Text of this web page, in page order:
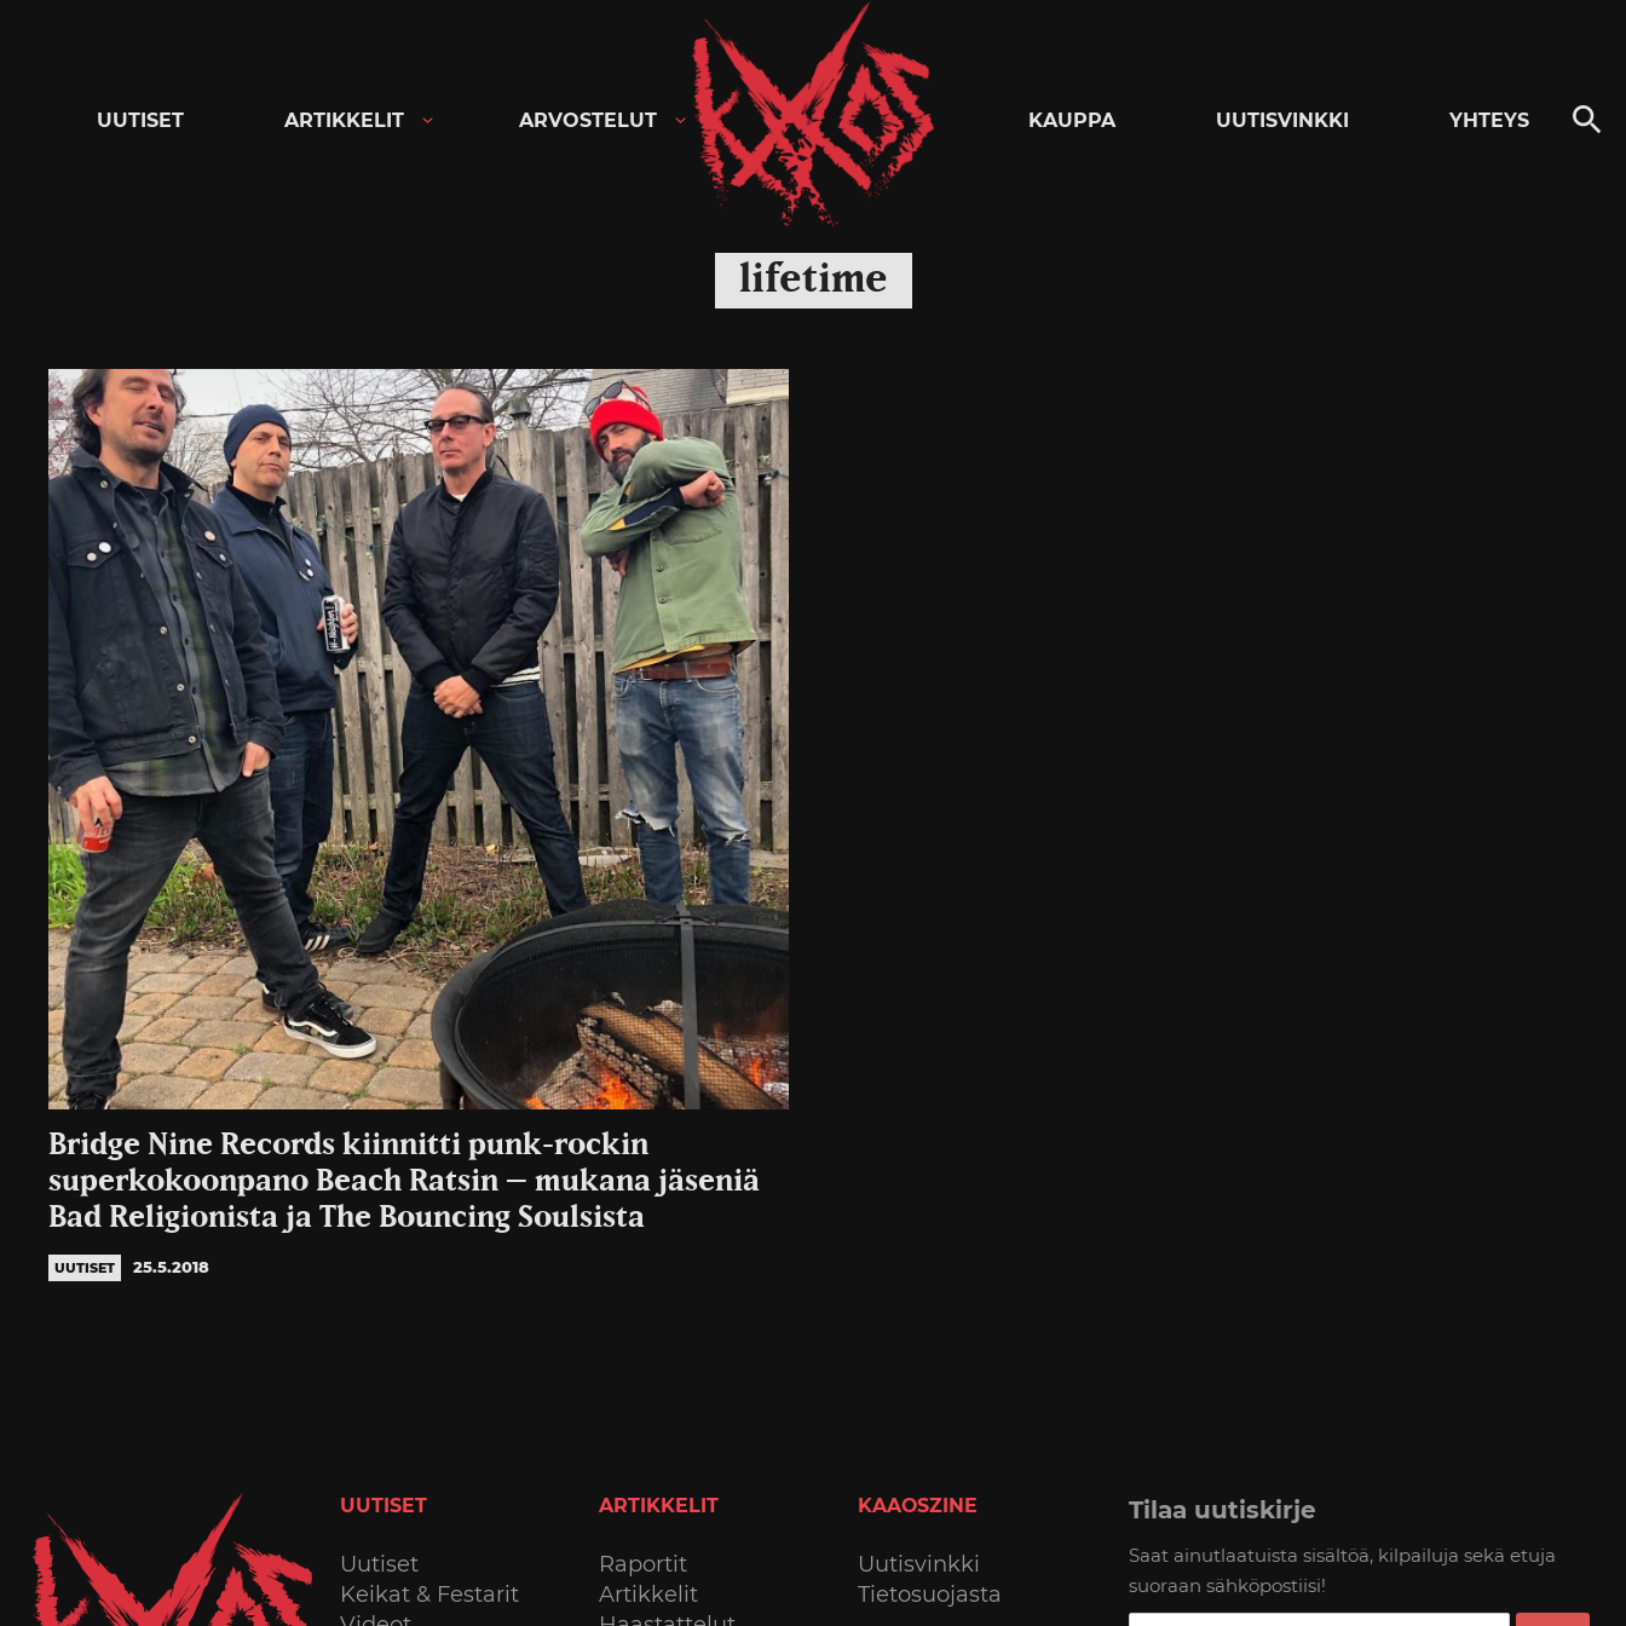
Kaaoszine
UUTISET ARTIKKELIT ARVOSTELUT KAUPPA UUTISVINKKI YHTEYS
lifetime
Bridge Nine Records kiinnitti punk-rockin
superkokoonpano Beach Ratsin – mukana jäseniä
Bad Religionista ja The Bouncing Soulsista
UUTISET 25.5.2018
UUTISET
Uutiset
Keikat & Festarit
ARTIKKELIT
Raportit
Artikkelit
KAAOSZINE
Uutisvinkki
Tietosuojasta
Tilaa uutiskirje
Saat ainutlaatuista sisältöä, kilpailuja sekä etuja
suoraan sähköpostiisi!